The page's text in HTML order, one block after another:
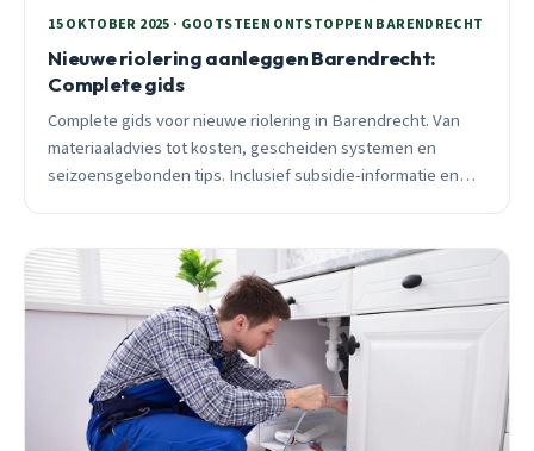
15 OKTOBER 2025 · GOOTSTEEN ONTSTOPPEN BARENDRECHT
Nieuwe riolering aanleggen Barendrecht:
Complete gids
Complete gids voor nieuwe riolering in Barendrecht. Van
materiaaladvies tot kosten, gescheiden systemen en
seizoensgebonden tips. Inclusief subsidie-informatie en